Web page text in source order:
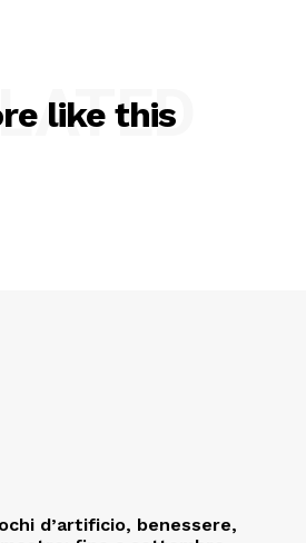
like this
d’artificio, benessere,